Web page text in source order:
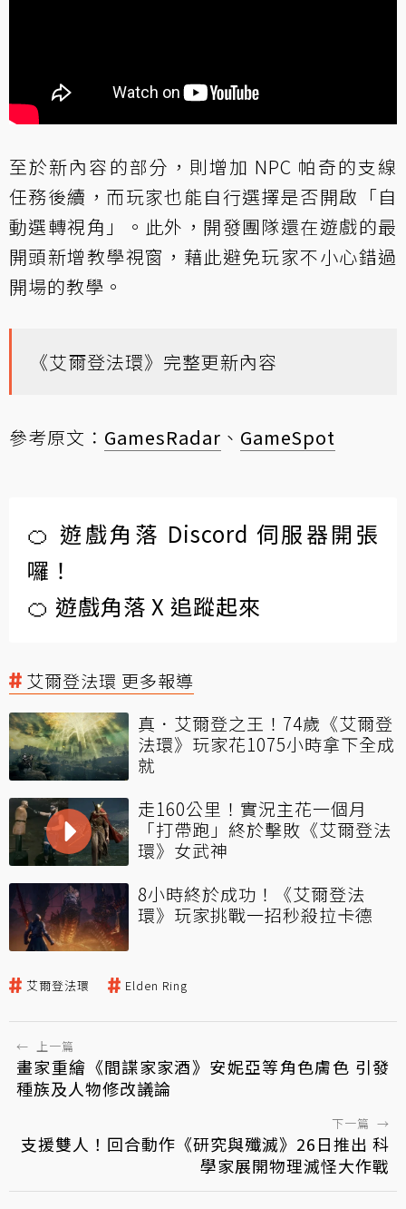
至於新內容的部分，則增加 NPC 帕奇的支線
任務後續，而玩家也能自行選擇是否開啟「自
動選轉視角」。此外，開發團隊還在遊戲的最
開頭新增教學視窗，藉此避免玩家不小心錯過
開場的教學。
《艾爾登法環》完整更新內容
參考原文： GamesRadar 、 GameSpot
🍊 遊戲角落 Discord 伺服器開張
囉！
🍊 遊戲角落 X 追蹤起來
艾爾登法環 更多報導
真．艾爾登之王！74歲《艾爾登
法環》玩家花1075小時拿下全成
就
走160公里！實況主花一個月
「打帶跑」終於擊敗《艾爾登法
環》女武神
8小時終於成功！《艾爾登法
環》玩家挑戰一招秒殺拉卡德
艾爾登法環 Elden Ring
← 上一篇
畫家重繪《間諜家家酒》安妮亞等角色膚色 引發
種族及人物修改議論
下一篇 →
支援雙人！回合動作《研究與殲滅》26日推出 科
學家展開物理滅怪大作戰